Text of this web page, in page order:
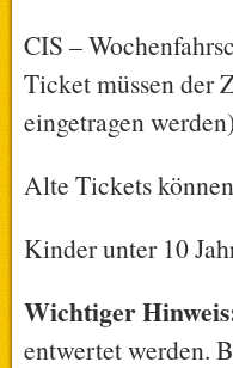
CIS –
Ticket müssen der
eingetragen
Alte Tickets
Kinder unter 10
Wichtiger
entwertet werden.